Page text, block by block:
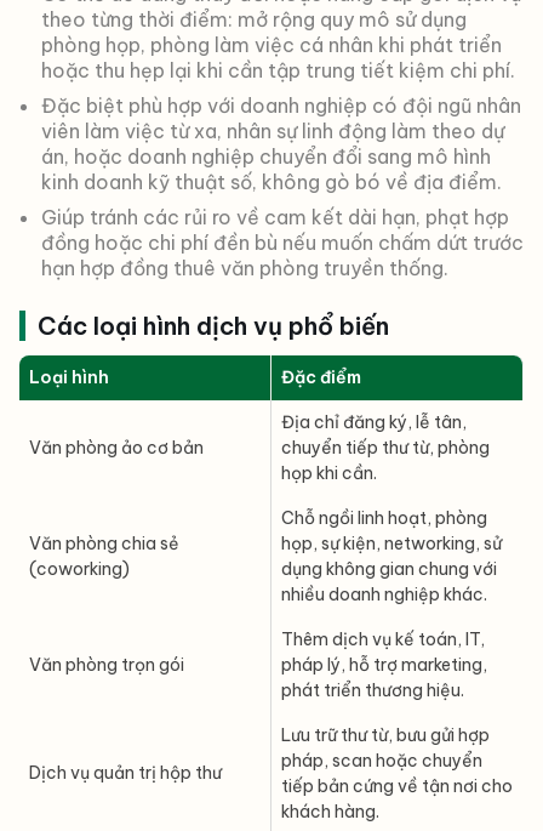
theo từng thời điểm: mở rộng quy mô sử dụng
phòng họp, phòng làm việc cá nhân khi phát triển
hoặc thu hẹp lại khi cần tập trung tiết kiệm chi phí.
Đặc biệt phù hợp với doanh nghiệp có đội ngũ nhân
viên làm việc từ xa, nhân sự linh động làm theo dự
án, hoặc doanh nghiệp chuyển đổi sang mô hình
kinh doanh kỹ thuật số, không gò bó về địa điểm.
Giúp tránh các rủi ro về cam kết dài hạn, phạt hợp
đồng hoặc chi phí đền bù nếu muốn chấm dứt trước
hạn hợp đồng thuê văn phòng truyền thống.
Các loại hình dịch vụ phổ biến
Loại hình Đặc điểm
Văn phòng ảo cơ bản
Địa chỉ đăng ký, lễ tân,
chuyển tiếp thư từ, phòng
họp khi cần.
Văn phòng chia sẻ
(coworking)
Chỗ ngồi linh hoạt, phòng
họp, sự kiện, networking, sử
dụng không gian chung với
nhiều doanh nghiệp khác.
Văn phòng trọn gói
Thêm dịch vụ kế toán, IT,
pháp lý, hỗ trợ marketing,
phát triển thương hiệu.
Dịch vụ quản trị hộp thư
Lưu trữ thư từ, bưu gửi hợp
pháp, scan hoặc chuyển
tiếp bản cứng về tận nơi cho
khách hàng.